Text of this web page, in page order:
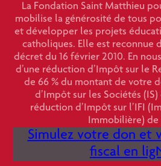
La Fondation Saint Matthieu
mobilise la générosité de tous
et développer les projets
catholiques. Elle est reconnue
décret du 16 février 2010. En
d’une réduction d’Impôt sur le
de 66 % du montant de votre
d’Impôt sur les Sociétés (IS)
réduction d’Impôt sur l’IFI
Immobilière) de
Simulez votre don et
fiscal en